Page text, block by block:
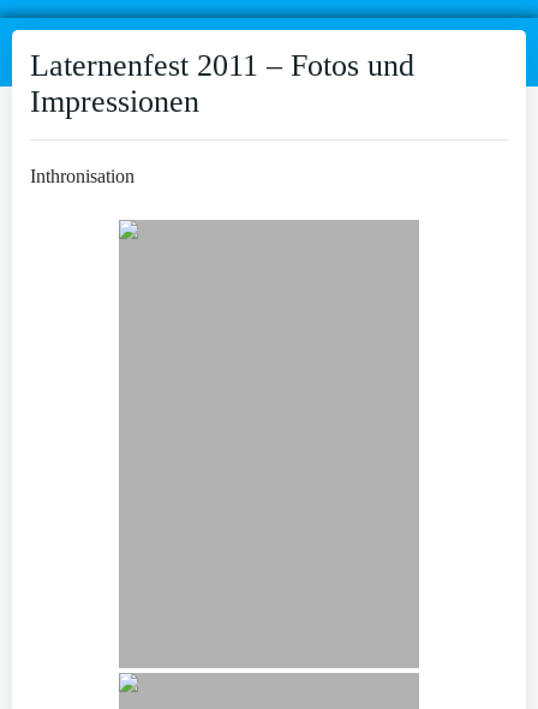
Laternenfest 2011 – Fotos und
Impressionen
Inthronisation